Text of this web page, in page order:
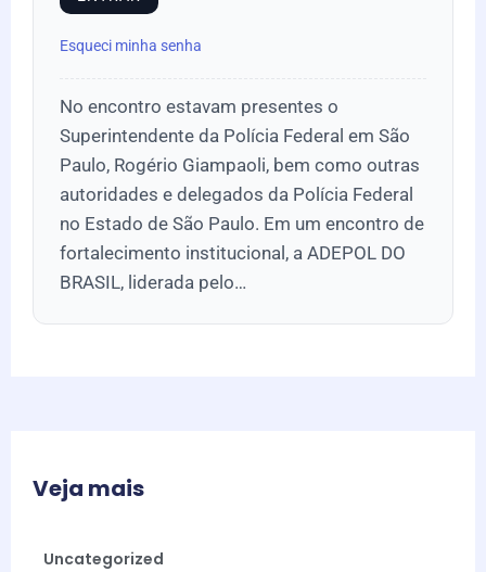
Esqueci minha senha
No encontro estavam presentes o
Superintendente da Polícia Federal em São
Paulo, Rogério Giampaoli, bem como outras
autoridades e delegados da Polícia Federal
no Estado de São Paulo. Em um encontro de
fortalecimento institucional, a ADEPOL DO
BRASIL, liderada pelo…
Veja mais
Uncategorized